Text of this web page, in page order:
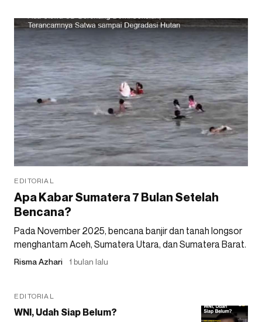
EDITORIAL
Apa Kabar Sumatera 7 Bulan Setelah
Bencana?
Pada November 2025, bencana banjir dan tanah longsor
menghantam Aceh, Sumatera Utara, dan Sumatera Barat.
Risma Azhari 1 bulan lalu
EDITORIAL
WNI, Udah Siap Belum?